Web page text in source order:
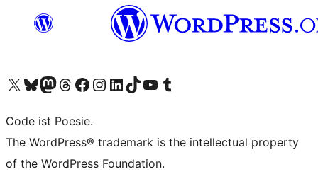
Unser X-Konto (früher Twitter) besuchen
Unser Bluesky-Konto besuchen
Unser Mastodon-Konto besuchen
Unser Threads-Konto besuchen
Unsere Facebook-Seite besuchen
Unser Instagram-Konto besuchen
Unser LinkedIn-Konto besuchen
Unser TikTok-Konto besuchen
Unseren YouTube-Kanal besuchen
Unser Tumblr-Konto besuchen
Code ist Poesie.
The WordPress® trademark is the intellectual property
of the WordPress Foundation.